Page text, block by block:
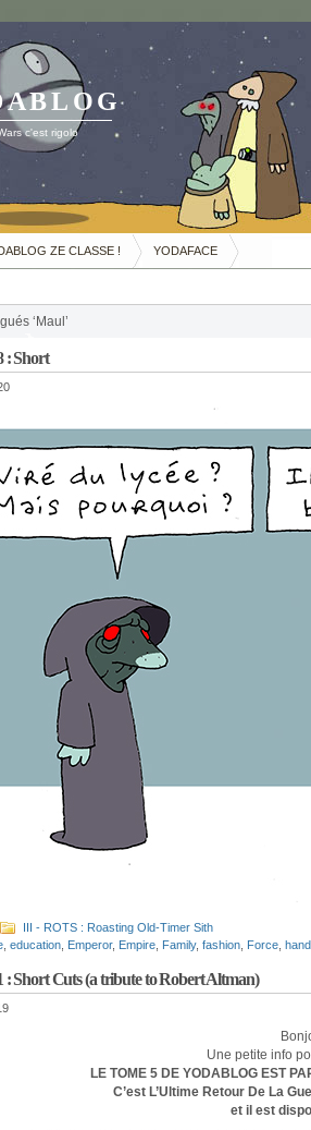
c'est rigolo
ZE CLASSE ! YODAFACE
‘Maul’
: Short
III - ROTS : Roasting Old-Timer Sith
education Emperor, Empire Family, fashion Force
: Short Cuts (a tribute to Robert Altman)
Une petite info
LE TOME 5 DE YODABLOG EST
C’est L’Ultime Retour De La
et il est